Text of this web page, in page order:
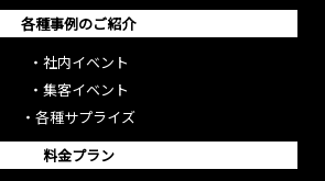
各種事例のご紹介
・ 社内イベント
・ 集客イベント
・ 各種サプライズ
料金プラン